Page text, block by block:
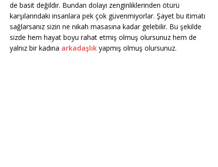
de basit değildir. Bundan dolayı zenginliklerinden ötürü
karşılarındaki insanlara pek çok güvenmiyorlar. Şayet bu itimatı
sağlarsanız sizin ne nikah masasına kadar gelebilir. Bu şekilde
sizde hem hayat boyu rahat etmiş olmuş olursunuz hem de
yalnız bir kadına arkadaşlık yapmış olmuş olursunuz.